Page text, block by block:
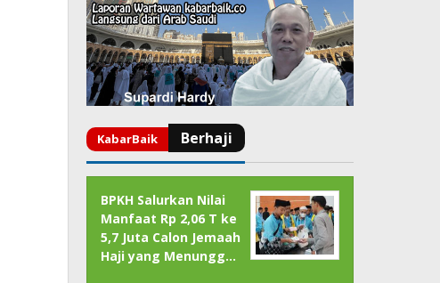
BPKH Salurkan Nilai
Manfaat Rp 2,06 T ke
5,7 Juta Calon Jemaah
Haji yang Menungg…